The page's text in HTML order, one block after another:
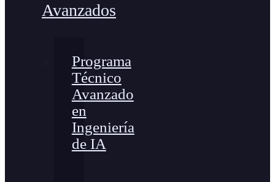
Avanzados
Programa
Técnico
Avanzado
en
Ingeniería
de IA